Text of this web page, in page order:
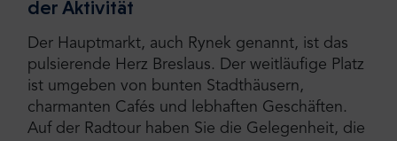
der Aktivität
Der Hauptmarkt, auch Rynek genannt, ist das
pulsierende Herz Breslaus. Der weitläufige Platz
ist umgeben von bunten Stadthäusern,
charmanten Cafés und lebhaften Geschäften.
Auf der Radtour haben Sie die Gelegenheit, die